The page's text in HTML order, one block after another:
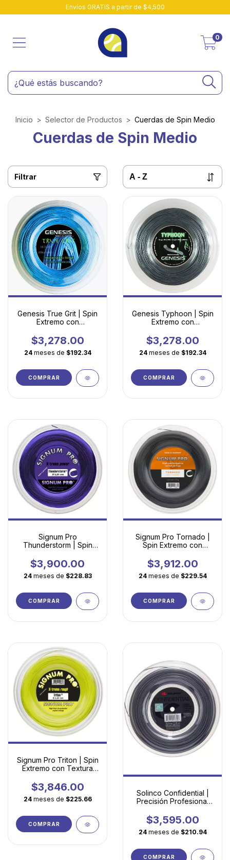
Envíos GRATIS a partir de $4,500
0
Inicio > Selector de Productos > Cuerdas de Spin Medio
Cuerdas de Spin Medio
Filtrar
Genesis True Grit | Spin
Extremo con
$3,278.00
24 meses de $192.34
COMPRAR
Genesis Typhoon | Spin
Extremo con
Torsionada
$3,278.00
24 meses de $192.34
COMPRAR
Signum Pro
Thunderstorm | Spin
Decagonal Torsionada
$3,900.00
24 meses de $228.83
COMPRAR
Signum Pro Tornado |
Spin Extremo con
Torsionada
$3,912.00
24 meses de $229.54
COMPRAR
Signum Pro Triton | Spin
Extremo con Textura
$3,846.00
24 meses de $225.66
COMPRAR
Solinco Confidential |
Precisión Profesional
$3,595.00
24 meses de $210.94
COMPRAR